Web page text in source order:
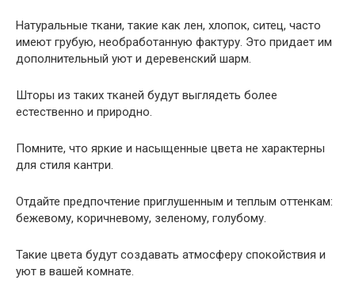
Натуральные ткани, такие как лен, хлопок, ситец, часто
имеют грубую, необработанную фактуру. Это придает им
дополнительный уют и деревенский шарм.
Шторы из таких тканей будут выглядеть более
естественно и природно.
Помните, что яркие и насыщенные цвета не характерны
для стиля кантри.
Отдайте предпочтение приглушенным и теплым оттенкам:
бежевому, коричневому, зеленому, голубому.
Такие цвета будут создавать атмосферу спокойствия и
уют в вашей комнате.